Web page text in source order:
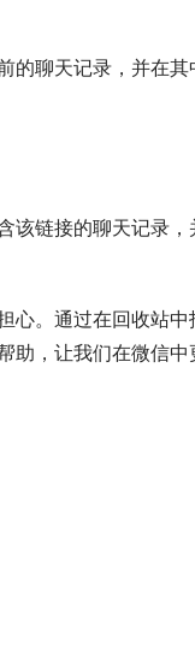
的聊天记录，并在其
该链接的聊天记录
心。通过在回收站中
助，让我们在微信中